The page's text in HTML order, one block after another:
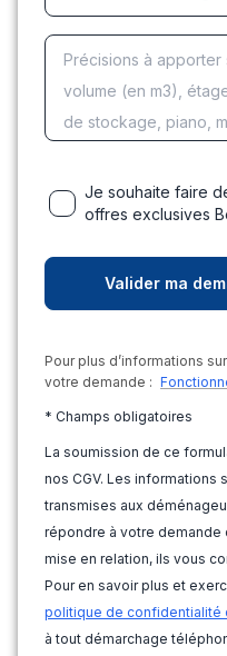
Je souhaite faire
offres exclusives
Pour plus d’informations
votre demande :
* Champs obligatoires
La soumission de ce
nos CGV. Les
transmises aux
répondre à votre demande
mise en relation, ils vous
Pour en savoir plus et
politique de confidentialité
à tout démarchage